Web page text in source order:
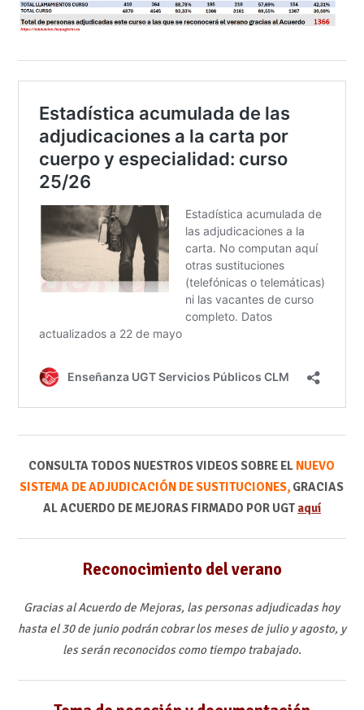
CONSULTA TODOS NUESTROS VIDEOS SOBRE EL NUEVO
SISTEMA DE ADJUDICACIÓN DE SUSTITUCIONES, GRACIAS
AL ACUERDO DE MEJORAS FIRMADO POR UGT aquí
Reconocimiento del verano
Gracias al Acuerdo de Mejoras, las personas adjudicadas hoy
hasta el 30 de junio podrán cobrar los meses de julio y agosto, y
les serán reconocidos como tiempo trabajado.